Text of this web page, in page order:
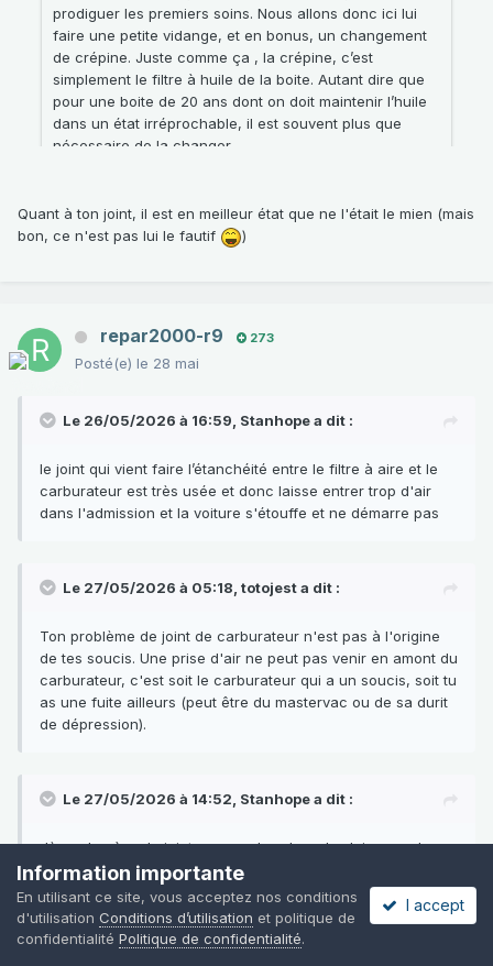
Quant à ton joint, il est en meilleur état que ne l'était le mien (mais
bon, ce n'est pas lui le fautif
)
repar2000-r9 273
Posté(e) le 28 mai
Le 26/05/2026 à 16:59, Stanhopea dit :
le joint qui vient faire l’étanchéité entre le filtre à aire et le
carburateur est très usée et donc laisse entrer trop d'air
dans l'admission et la voiture s'étouffe et ne démarre pas
Le 27/05/2026 à 05:18, totojesta dit :
Ton problème de joint de carburateur n'est pas à l'origine
de tes soucis. Une prise d'air ne peut pas venir en amont du
carburateur, c'est soit le carburateur qui a un soucis, soit tu
as une fuite ailleurs (peut être du mastervac ou de sa durit
de dépression).
Le 27/05/2026 à 14:52, Stanhopea dit :
dès qu'on à vu le joint on pas chercher plus loin non plus
mais je prend note de tes conseils je vais regardé ça mais
depuis ce dépannage j'ai plus trop l'impression qu'elle
s’étouffe au démarrage en tous cas elle démarre nickel.
Information importante
En utilisant ce site, vous acceptez nos conditions
d'utilisation Conditions d’utilisation et politique de
confidentialité Politique de confidentialité.
I accept